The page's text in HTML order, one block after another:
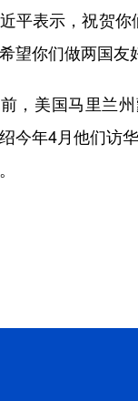
表示，祝贺你们
望你们做两国友
美国马里兰州蒙
今年4月他们访